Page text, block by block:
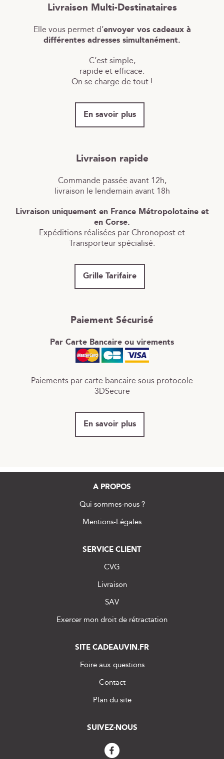
Livraison Multi-Destinataires
Elle vous permet d’envoyer vos cadeaux à
différentes adresses simultanément.
C’est simple,
rapide et efficace.
On se charge de tout !
En savoir plus
Livraison rapide
Commande passée avant 12h,
livraison le lendemain avant 18h
Livraison uniquement en France Métropolotaine et
en Corse.
Expéditions réalisées par Chronopost et
Transporteur spécialisé.
Grille Tarifaire
Paiement Sécurisé
Par Carte Bancaire ou virements
Paiements par carte bancaire sous protocole
3DSecure
En savoir plus
A PROPOS
Qui sommes-nous ?
Mentions-Légales
SERVICE CLIENT
CVG
Livraison
SAV
Exercer mon droit de rétractation
SITE CADEAUVIN.FR
Foire aux questions
Contact
Plan du site
SUIVEZ-NOUS